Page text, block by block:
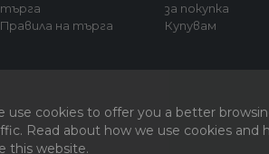
търга
Правила на търга
за покупка
Купувам
use cookies to offer you a better
Read about how we use cookies
this website.